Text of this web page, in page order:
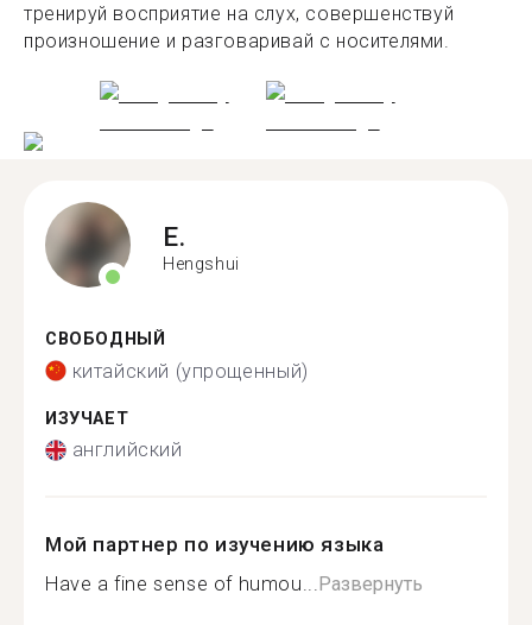
тренируй восприятие на слух, совершенствуй
произношение и разговаривай с носителями.
E.
Hengshui
СВОБОДНЫЙ
китайский (упрощенный)
ИЗУЧАЕТ
английский
Мой партнер по изучению языка
Have a fine sense of humou...Развернуть